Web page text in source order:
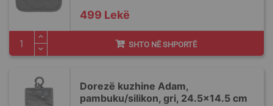
499 Lekë
SHTO NË SHPORTË
Dorezë kuzhine Adam,
pambuku/silikon, gri, 24.5x14.5 cm